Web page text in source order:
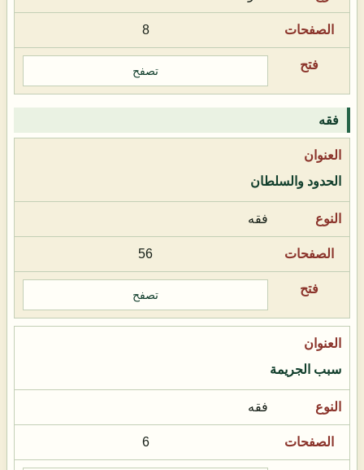
8
تصفح
فقه
الحدود والسلطان
فقه
56
تصفح
سبب الجريمة
فقه
6